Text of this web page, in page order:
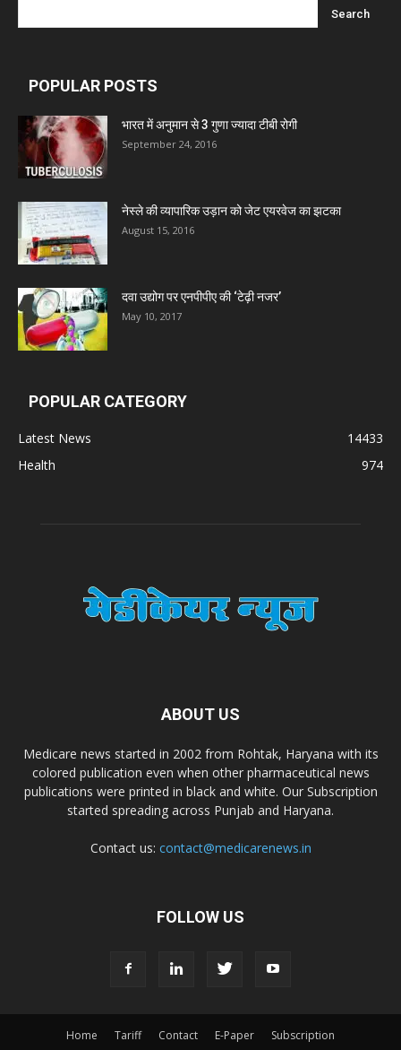
POPULAR POSTS
भारत में अनुमान से 3 गुणा ज्यादा टीबी रोगी
September 24, 2016
नेस्ले की व्यापारिक उड़ान को जेट एयरवेज का झटका
August 15, 2016
दवा उद्योग पर एनपीपीए की ‘टेढ़ी नजर’
May 10, 2017
POPULAR CATEGORY
Latest News
14433
Health
974
ABOUT US
Medicare news started in 2002 from Rohtak, Haryana with its
colored publication even when other pharmaceutical news
publications were printed in black and white. Our Subscription
started spreading across Punjab and Haryana.
Contact us: contact@medicarenews.in
FOLLOW US
Home Tariff Contact E-Paper Subscription